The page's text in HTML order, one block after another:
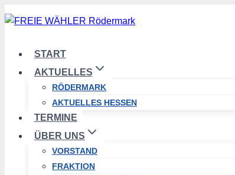
Zum
Inhalt
START
AKTUELLES
RÖDERMARK
AKTUELLES HESSEN
TERMINE
ÜBER UNS
VORSTAND
FRAKTION